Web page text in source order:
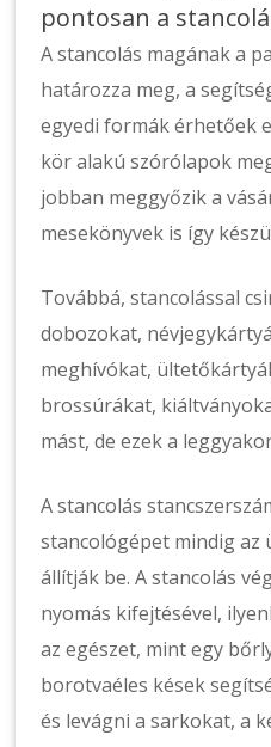
pontosan a
A stancolás magának a
határozza meg, a
egyedi formák érhetőek
kör alakú szórólapok
jobban meggyőzik a
mesekönyvek is így
Továbbá, stancolással
dobozokat,
meghívókat,
brossúrákat,
mást, de ezek a
A stancolás
stancológépet mindig az
állítják be. A stancolás
nyomás kifejtésével,
az egészet, mint egy
borotvaéles kések
és levágni a sarkokat, a